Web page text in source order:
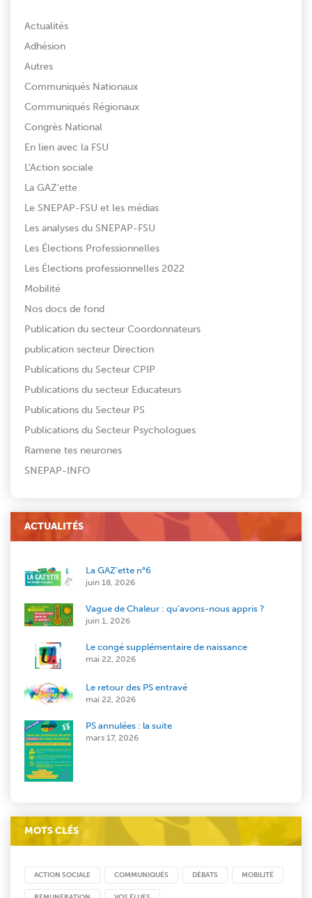
Actualités
Adhésion
Autres
Communiqués Nationaux
Communiqués Régionaux
Congrès National
En lien avec la FSU
L'Action sociale
La GAZ'ette
Le SNEPAP-FSU et les médias
Les analyses du SNEPAP-FSU
Les Élections Professionnelles
Les Élections professionnelles 2022
Mobilité
Nos docs de fond
Publication du secteur Coordonnateurs
publication secteur Direction
Publications du Secteur CPIP
Publications du secteur Educateurs
Publications du Secteur PS
Publications du Secteur Psychologues
Ramene tes neurones
SNEPAP-INFO
ACTUALITÉS
La GAZ’ette n°6
juin 18, 2026
Vague de Chaleur : qu’avons-nous appris ?
juin 1, 2026
Le congé supplémentaire de naissance
mai 22, 2026
Le retour des PS entravé
mai 22, 2026
PS annulées : la suite
mars 17, 2026
MOTS CLÉS
ACTION SOCIALE COMMUNIQUÉS DÉBATS MOBILITÉ